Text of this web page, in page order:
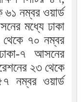
নম্বর ওয়ার্ড
মধ্যে ঢাকা
৭০ নম্বর
৭ আসনের
২৩ থেকে
ওয়ার্ড